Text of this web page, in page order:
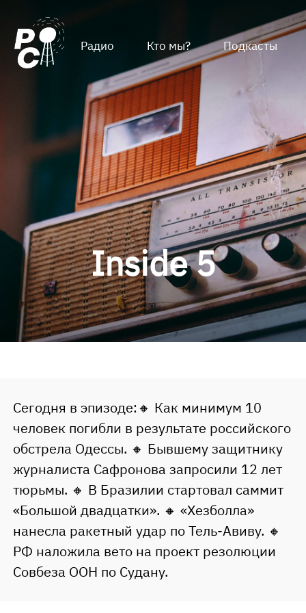
Радио Кто мы? Подкасты
Inside 5
Сегодня в эпизоде:🔸 Как минимум 10
человек погибли в результате российского
обстрела Одессы. 🔸 Бывшему защитнику
журналиста Сафронова запросили 12 лет
тюрьмы. 🔸 В Бразилии стартовал саммит
«Большой двадцатки». 🔸 «Хезболла»
нанесла ракетный удар по Тель-Авиву. 🔸
РФ наложила вето на проект резолюции
Совбеза ООН по Судану.